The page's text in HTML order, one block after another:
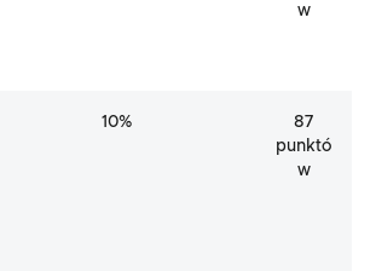
w
10%
87
punktó
w